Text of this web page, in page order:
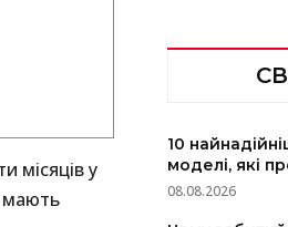
місяців у
мають
10
моделі, які
08.08.2026